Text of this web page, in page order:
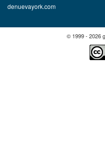
denuevayork.com
© 1999 - 2026